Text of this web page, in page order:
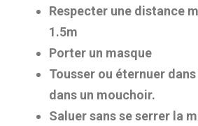
Respecter une distance
1.5m
Porter un masque
Tousser ou éternuer
dans un mouchoir.
Saluer sans se serrer la